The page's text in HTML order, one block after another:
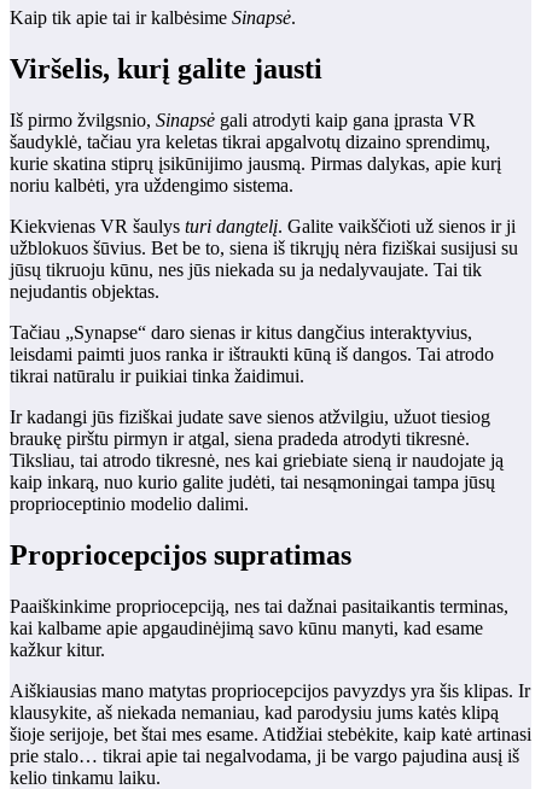
Kaip tik apie tai ir kalbėsime Sinapsė.
Viršelis, kurį galite jausti
Iš pirmo žvilgsnio, Sinapsė gali atrodyti kaip gana įprasta VR
šaudyklė, tačiau yra keletas tikrai apgalvotų dizaino sprendimų,
kurie skatina stiprų įsikūnijimo jausmą. Pirmas dalykas, apie kurį
noriu kalbėti, yra uždengimo sistema.
Kiekvienas VR šaulys turi dangtelį. Galite vaikščioti už sienos ir ji
užblokuos šūvius. Bet be to, siena iš tikrųjų nėra fiziškai susijusi su
jūsų tikruoju kūnu, nes jūs niekada su ja nedalyvaujate. Tai tik
nejudantis objektas.
Tačiau „Synapse“ daro sienas ir kitus dangčius interaktyvius,
leisdami paimti juos ranka ir ištraukti kūną iš dangos. Tai atrodo
tikrai natūralu ir puikiai tinka žaidimui.
Ir kadangi jūs fiziškai judate save sienos atžvilgiu, užuot tiesiog
braukę pirštu pirmyn ir atgal, siena pradeda atrodyti tikresnė.
Tiksliau, tai atrodo tikresnė, nes kai griebiate sieną ir naudojate ją
kaip inkarą, nuo kurio galite judėti, tai nesąmoningai tampa jūsų
proprioceptinio modelio dalimi.
Propriocepcijos supratimas
Paaiškinkime propriocepciją, nes tai dažnai pasitaikantis terminas,
kai kalbame apie apgaudinėjimą savo kūnu manyti, kad esame
kažkur kitur.
Aiškiausias mano matytas propriocepcijos pavyzdys yra šis klipas. Ir
klausykite, aš niekada nemaniau, kad parodysiu jums katės klipą
šioje serijoje, bet štai mes esame. Atidžiai stebėkite, kaip katė artinasi
prie stalo… tikrai apie tai negalvodama, ji be vargo pajudina ausį iš
kelio tinkamu laiku.